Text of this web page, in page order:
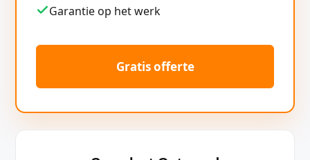
Garantie op het werk
Gratis offerte